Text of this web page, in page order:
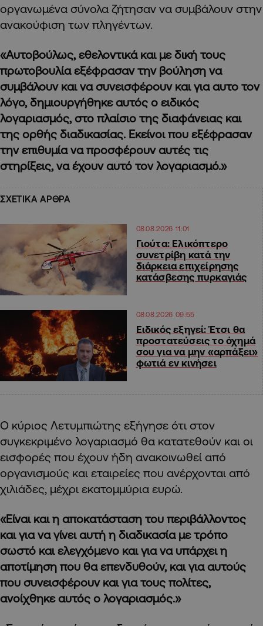
οργανωμένα σύνολα ζήτησαν να συμβάλουν στην
ανακούφιση των πληγέντων.
«Αυτοβούλως, εθελοντικά και με δική τους
πρωτοβουλία εξέφρασαν την βούληση να
συμβάλουν και να συνεισφέρουν και για αυτο τον
λόγο, δημιουργήθηκε αυτός ο ειδικός
λογαριασμός, στο πλαίσιο της διαφάνειας και
της ορθής διαδικασίας. Εκείνοι που εξέφρασαν
την επιθυμία να προσφέρουν αυτές τις
στηρίξεις, να έχουν αυτό τον λογαριασμό.»
ΣΧΕΤΙΚΑ ΑΡΘΡΑ
08.08.2026 11:01
Γιούτα: Ελικόπτερο
συνετρίβη κατά την
διάρκεια επιχείρησης
κατάσβεσης πυρκαγιάς
08.08.2026 09:55
Ειδικός εξηγεί: Έτσι θα
προστατεύσεις το όχημά
σου για να μην «αρπάξει»
φωτιά εν κινήσει
Ο κύριος Λετυμπιώτης εξήγησε ότι στον
συγκεκριμένο λογαριασμό θα κατατεθούν και οι
εισφορές που έχουν ήδη ανακοινωθεί από
οργανισμούς και εταιρείες που ανέρχονται από
χιλιάδες, μέχρι εκατομμύρια ευρώ.
«Είναι και η αποκατάσταση του περιβάλλοντος
και για να γίνει αυτή η διαδικασία με τρόπο
σωστό και ελεγχόμενο και για να υπάρχει η
αποτίμηση που θα επενδυθούν, και για αυτούς
που συνεισφέρουν και για τους πολίτες,
ανοίχθηκε αυτός ο λογαριασμός.»